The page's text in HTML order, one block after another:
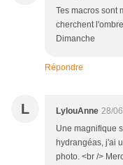
Tes macros sont
cherchent
Dimanche
Répondre
L LylouAnne 28/
Une magnifique
hydrangéas, j'ai
photo. <br />